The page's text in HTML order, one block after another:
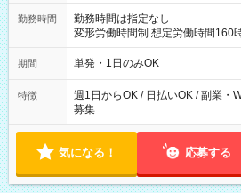
勤務時間
勤務時間は指定なし
変形労働時間制 想定労働時間160時間/月 【シフト例
～21：00
期間 単発・1日のみOK
特徴
週1日からOK / 日払いOK / 副業・
募集
気になる！ 応募する